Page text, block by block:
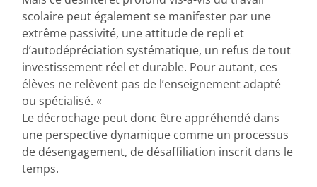
scolaire peut également se manifester par une
extrême passivité, une attitude de repli et
d’autodépréciation systématique, un refus de tout
investissement réel et durable. Pour autant, ces
élèves ne relèvent pas de l’enseignement adapté
ou spécialisé. «
Le décrochage peut donc être appréhendé dans
une perspective dynamique comme un processus
de désengagement, de désaffiliation inscrit dans le
temps.